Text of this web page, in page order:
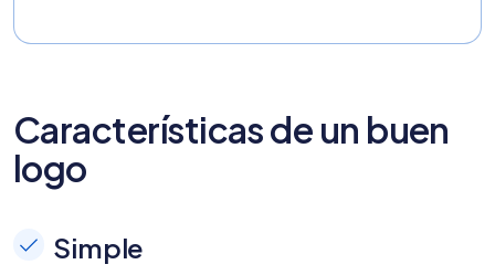
Características de un buen
logo
Simple